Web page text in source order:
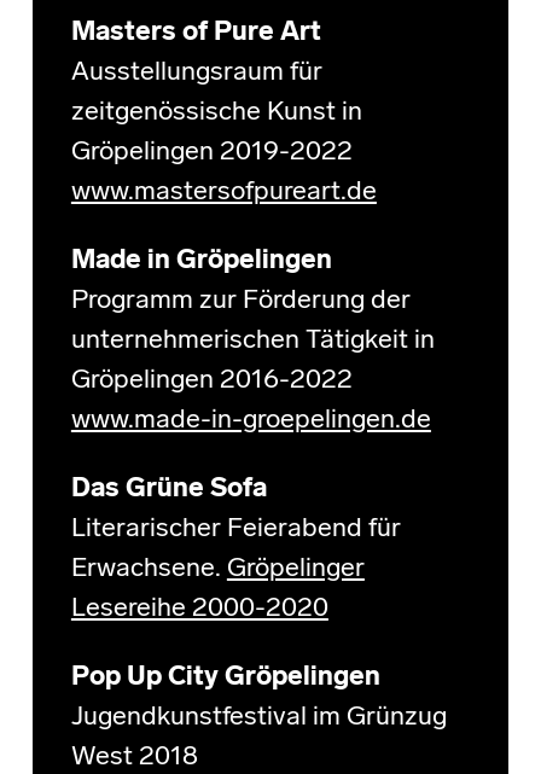
Masters of Pure Art
Ausstellungsraum für
zeitgenössische Kunst in
Gröpelingen 2019-2022
www.mastersofpureart.de
Made in Gröpelingen
Programm zur Förderung der
unternehmerischen Tätigkeit in
Gröpelingen 2016-2022
www.made-in-groepelingen.de
Das Grüne Sofa
Literarischer Feierabend für
Erwachsene. Gröpelinger
Lesereihe 2000-2020
Pop Up City Gröpelingen
Jugendkunstfestival im Grünzug
West 2018